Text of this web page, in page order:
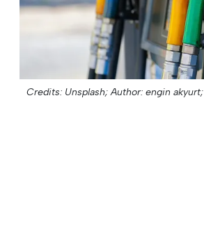
Credits: Unsplash; Author: engin akyurt;